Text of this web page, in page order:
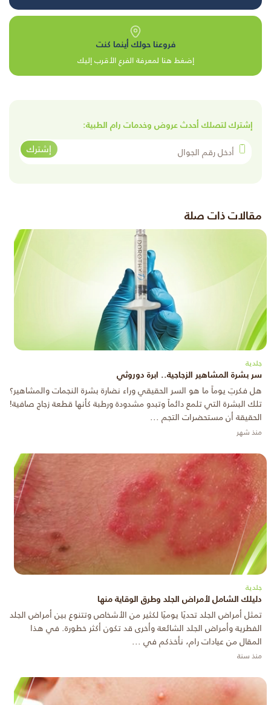
فروعنا حولك أينما كنت
إضغط هنا لمعرفة الفرع الأقرب إليك
إشترك لتصلك أحدث عروض وخدمات رام الطبية:
أدخل رقم الجوال
إشترك
مقالات ذات صلة
جلدية
سر بشرة المشاهير الزجاجية.. ابرة دوروثي
هل فكرتِ يوماً ما هو السر الحقيقي وراء نضارة بشرة النجمات والمشاهير؟
تلك البشرة التي تلمع دائماً وتبدو مشدودة ورطبة كأنها قطعة زجاج صافية!
الحقيقة أن مستحضرات التجم ...
منذ شهر
جلدية
دليلك الشامل لأمراض الجلد وطرق الوقاية منها
تمثل أمراض الجلد تحديًا يوميًا لكثير من الأشخاص وتتنوع بين أمراض الجلد
الفطرية وأمراض الجلد الشائعة وأخرى قد تكون أكثر خطورة. في هذا
المقال من عيادات رام، نأخذكم في ...
منذ سنة